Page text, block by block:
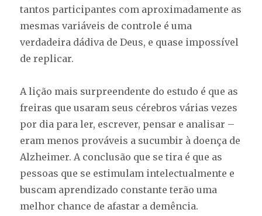
tantos participantes com aproximadamente as
mesmas variáveis de controle é uma
verdadeira dádiva de Deus, e quase impossível
de replicar.
A lição mais surpreendente do estudo é que as
freiras que usaram seus cérebros várias vezes
por dia para ler, escrever, pensar e analisar –
eram menos prováveis a sucumbir à doença de
Alzheimer. A conclusão que se tira é que as
pessoas que se estimulam intelectualmente e
buscam aprendizado constante terão uma
melhor chance de afastar a demência.